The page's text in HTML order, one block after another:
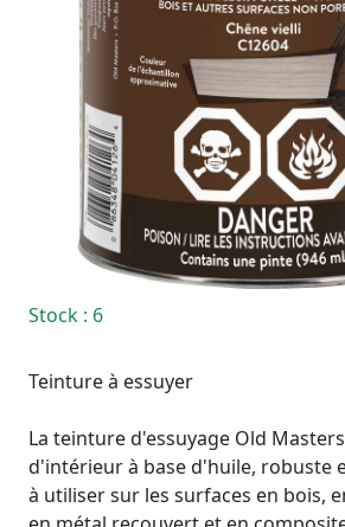
Stock : 6
Teinture à essuyer
La teinture d'essuyage Old
d'intérieur à base d'huile, robuste
à utiliser sur les surfaces en bois,